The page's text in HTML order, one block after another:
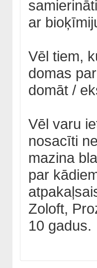
ar
Vēl tiem,
domas
domāt /
Vēl varu
nosacīti
mazina
par
Zoloft,
10 gadus.